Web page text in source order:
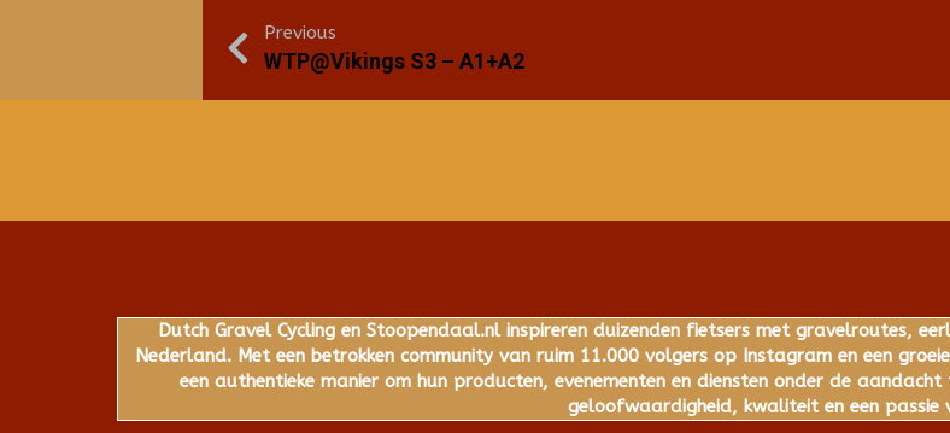
Previous
WTP@Vikings S3 – A1+A2
Dutch Gravel Cycling en Stoopendaal.nl inspireren duizenden fietsers met gravelroutes,
Nederland. Met een betrokken community van ruim 11.000 volgers op Instagram en een
een authentieke manier om hun producten, evenementen en diensten onder de
geloofwaardigheid, kwaliteit en een passie